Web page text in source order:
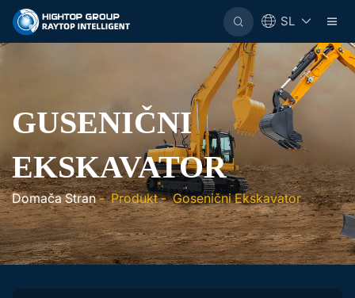
SL
GUSENIČNI
EKSKAVATOR
Domača Stran-Produkt-Gosenični Ekskavator